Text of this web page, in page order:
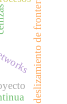
deslizamiento de fronteras